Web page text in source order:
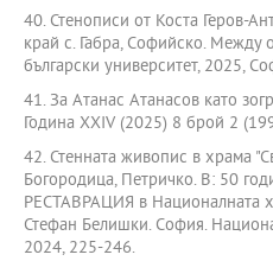
40. Стенописи от Коста Геров-
край с. Габра, Софийско. Между
български университет, 2025,
41. За Атанас Атанасов като
Година ХХІV (2025) 8 брой 2
42. Стенната живопис в храма
Богородица, Петричко. В: 50
РЕСТАВРАЦИЯ в Националната
Стефан Белишки. София.
2024, 225-246.